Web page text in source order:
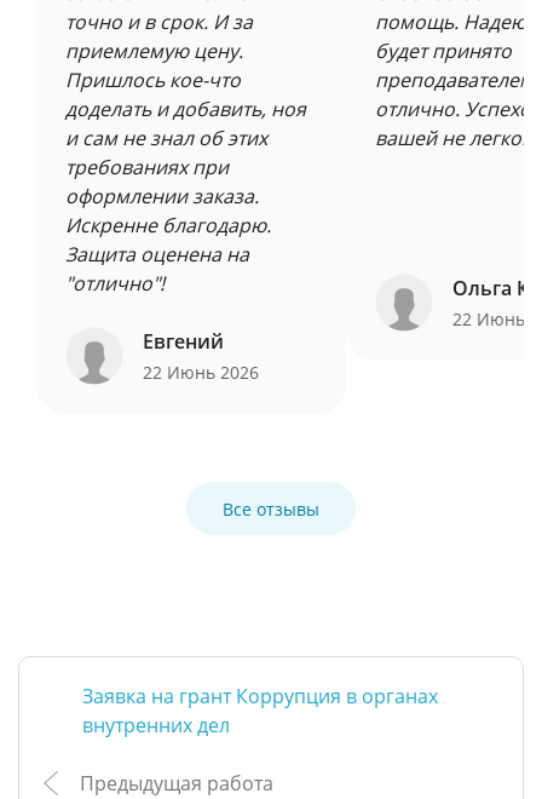
точно и в срок. И за
приемлемую цену.
Пришлось кое-что
доделать и добавить, ноя
и сам не знал об этих
требованиях при
оформлении заказа.
Искренне благодарю.
Защита оценена на
"отлично"!
Евгений
22 Июнь 2026
помощь.
будет принято
преподавателем
отлично.
вашей не легкой
Ольга
22 Июнь
Все отзывы
Заявка на грант Коррупция в органах
внутренних дел
Предыдущая работа